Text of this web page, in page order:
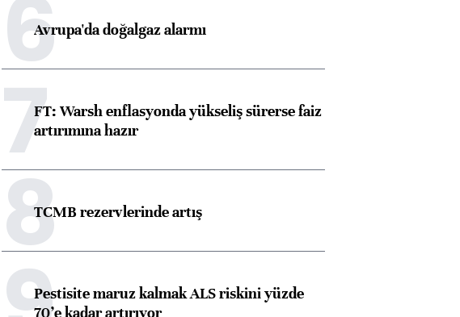
6Avrupa'da doğalgaz alarmı
7FT: Warsh enflasyonda yükseliş sürerse faiz
artırımına hazır
8TCMB rezervlerinde artış
Pestisite maruz kalmak ALS riskini yüzde
70’e kadar artırıyor